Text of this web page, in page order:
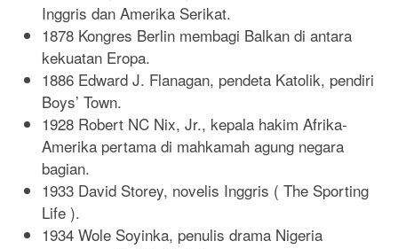
Inggris dan Amerika Serikat.
1878 Kongres Berlin membagi Balkan di antara
kekuatan Eropa.
1886 Edward J. Flanagan, pendeta Katolik, pendiri
Boys’ Town.
1928 Robert NC Nix, Jr., kepala hakim Afrika-
Amerika pertama di mahkamah agung negara
bagian.
1933 David Storey, novelis Inggris ( The Sporting
Life ).
1934 Wole Soyinka, penulis drama Nigeria